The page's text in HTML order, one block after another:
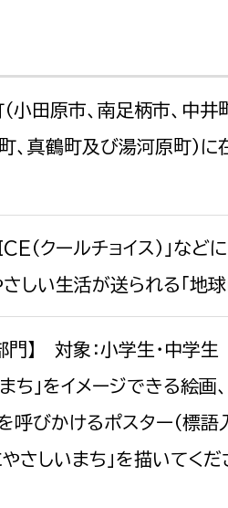
観光
消防
市議会
政策課
若者支援課
理者
田原市、南足柄市、中井
、真鶴町及び湯河原町）
（クールチョイス）」など
しい生活が送られる「地球
門】 対象：小学生・中学生
ち」をイメージできる絵画
呼びかけるポスター（標語
さしいまち」を描いてくだ